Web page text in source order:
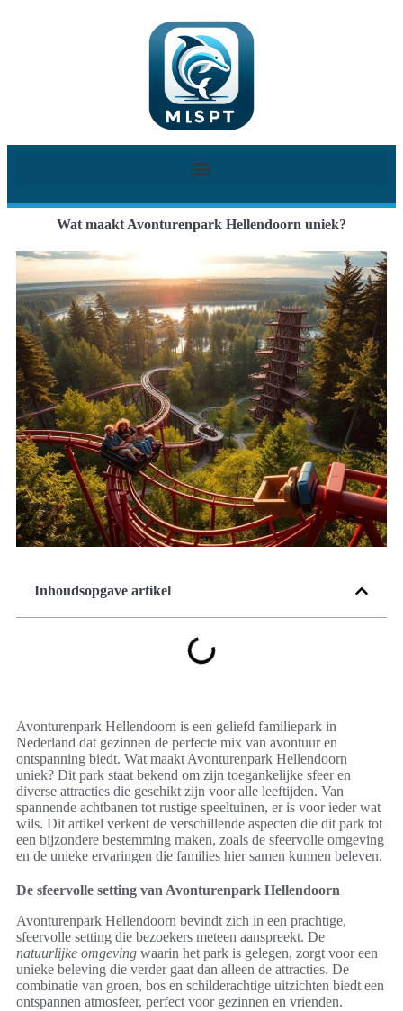
Wat maakt Avonturenpark Hellendoorn uniek?
Inhoudsopgave artikel
Avonturenpark Hellendoorn is een geliefd familiepark in
Nederland dat gezinnen de perfecte mix van avontuur en
ontspanning biedt. Wat maakt Avonturenpark Hellendoorn
uniek? Dit park staat bekend om zijn toegankelijke sfeer en
diverse attracties die geschikt zijn voor alle leeftijden. Van
spannende achtbanen tot rustige speeltuinen, er is voor ieder wat
wils. Dit artikel verkent de verschillende aspecten die dit park tot
een bijzondere bestemming maken, zoals de sfeervolle omgeving
en de unieke ervaringen die families hier samen kunnen beleven.
De sfeervolle setting van Avonturenpark Hellendoorn
Avonturenpark Hellendoorn bevindt zich in een prachtige,
sfeervolle setting die bezoekers meteen aanspreekt. De
natuurlijke omgeving waarin het park is gelegen, zorgt voor een
unieke beleving die verder gaat dan alleen de attracties. De
combinatie van groen, bos en schilderachtige uitzichten biedt een
ontspannen atmosfeer, perfect voor gezinnen en vrienden.